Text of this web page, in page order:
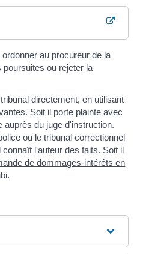
au procureur de la
poursuites ou rejeter la
directement, en utilisant
Soit il porte plainte avec
auprès du juge d'instruction.
ou le tribunal correctionnel
connaît l'auteur des faits. Soit il
de dommages-intérêts en